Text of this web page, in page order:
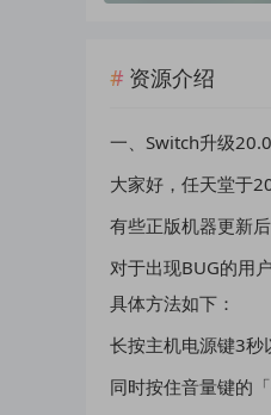
资源介绍
一、Switch升级
大家好，任天堂于
有些正版机器更新
对于出现BUG的用
具体方法如下：
长按主机电源键3秒
同时按住音量键的